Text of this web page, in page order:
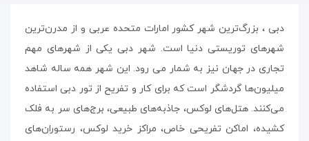
دبی ، بزرگ‌ترین شهر کشور امارات متحده عربی و از مدرن‌ترین
شهرهای توریستی دنیا است. شهر دبی یکی از شهرهای مهم
تجاری در جهان نیز به شمار می رود. این شهر همه ساله شاهد
میلیون‌ها گردشگر است که برای کار و تفریح از تور دبی استفاده
می‌کنند. هتل‌های لوکس، جاذبه‌های طبیعی، برج‌های سر به فلک
کشیده، اماکن تفریحی خاص، مراکز خرید لوکس، رستوران‌های